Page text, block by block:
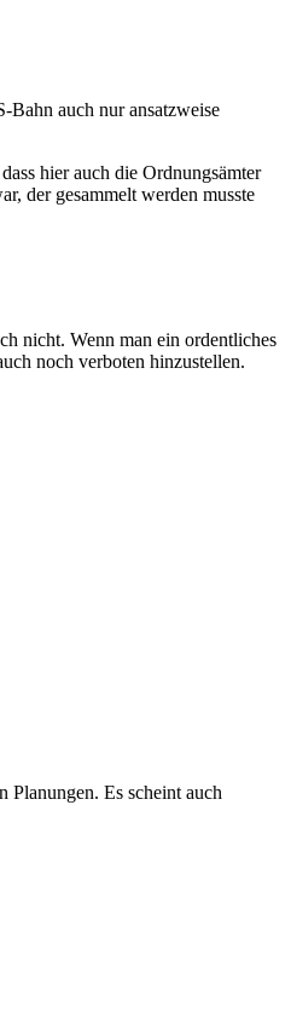
Bahn auch nur ansatzweise
hier auch die Ordnungsämter
der gesammelt werden musste
nicht. Wenn man ein ordentliches
noch verboten hinzustellen.
Es scheint auch